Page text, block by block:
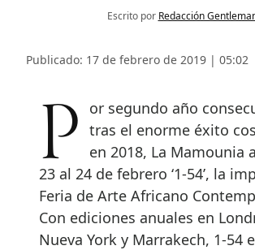
Escrito por Redacción
Publicado: 17 de febrero de 2019 | 05:02
Por segundo año consecutivo y
tras el enorme éxito
en 2018, La Mamounia
23 al 24 de febrero ‘1-54’, la
Feria de Arte Africano
Con ediciones anuales en
Nueva York y Marrakech, 1-54